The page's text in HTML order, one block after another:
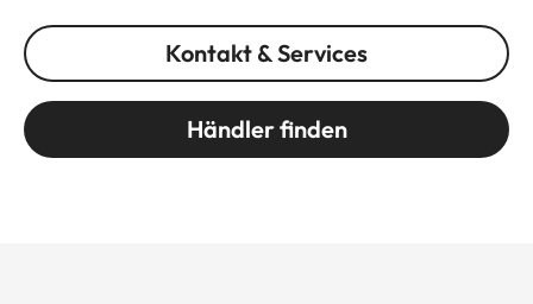
Kontakt & Services
Händler finden